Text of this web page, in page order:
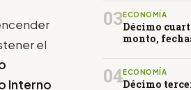
el
Interno
03ECONOMÍA
Décimo
monto,
04ECONOMÍA
Décimo